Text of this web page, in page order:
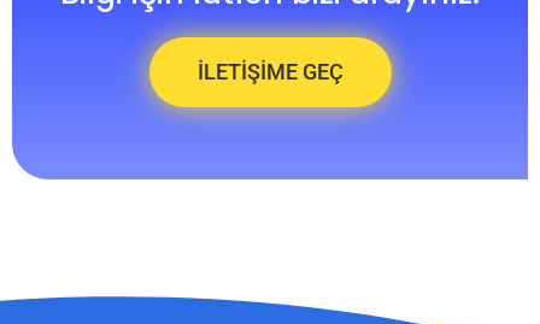
İLETİŞİME GEÇ